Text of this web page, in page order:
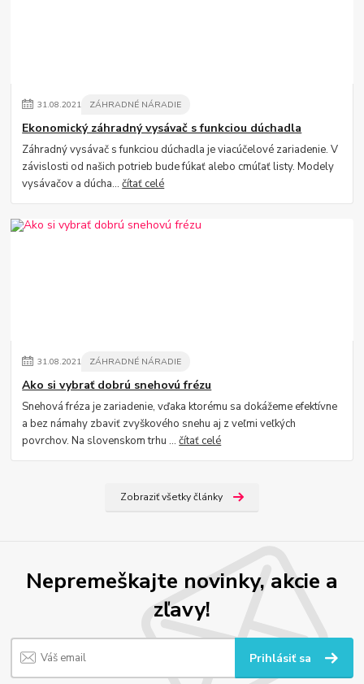
31.08.2021 ZÁHRADNÉ NÁRADIE
Ekonomický záhradný vysávač s funkciou dúchadla
Záhradný vysávač s funkciou dúchadla je viacúčelové zariadenie. V
závislosti od našich potrieb bude fúkať alebo cmúľať listy. Modely
vysávačov a dúcha...čítať celé
31.08.2021 ZÁHRADNÉ NÁRADIE
Ako si vybrať dobrú snehovú frézu
Snehová fréza je zariadenie, vďaka ktorému sa dokážeme efektívne
a bez námahy zbaviť zvyškového snehu aj z veľmi veľkých
povrchov. Na slovenskom trhu ...čítať celé
Zobraziť všetky články
Nepremeškajte novinky, akcie a
zľavy!
Prihlásiť sa